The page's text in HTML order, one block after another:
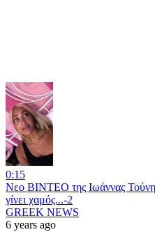
0:15
Νεο ΒΙΝΤΕΟ της Ιωάννας
γίνει χαμός...-2
GREEK NEWS
6 years ago